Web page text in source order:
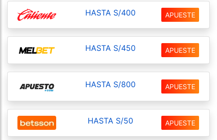
HASTA S/400 APUESTE
HASTA S/450 APUESTE
HASTA S/800 APUESTE
HASTA S/50 APUESTE